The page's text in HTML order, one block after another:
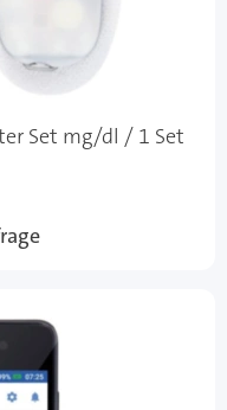
Set mg/dl / 1 Set